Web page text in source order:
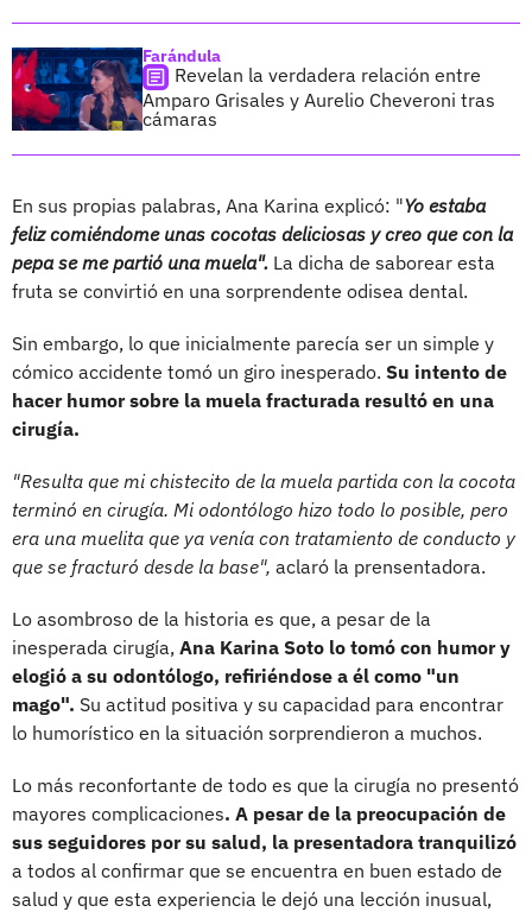
Farándula
Revelan la verdadera relación entre
Amparo Grisales y Aurelio Cheveroni tras
cámaras
En sus propias palabras, Ana Karina explicó: "Yo estaba
feliz comiéndome unas cocotas deliciosas y creo que con la
pepa se me partió una muela". La dicha de saborear esta
fruta se convirtió en una sorprendente odisea dental.
Sin embargo, lo que inicialmente parecía ser un simple y
cómico accidente tomó un giro inesperado. Su intento de
hacer humor sobre la muela fracturada resultó en una
cirugía.
"Resulta que mi chistecito de la muela partida con la cocota
terminó en cirugía. Mi odontólogo hizo todo lo posible, pero
era una muelita que ya venía con tratamiento de conducto y
que se fracturó desde la base", aclaró la prensentadora.
Lo asombroso de la historia es que, a pesar de la
inesperada cirugía, Ana Karina Soto lo tomó con humor y
elogió a su odontólogo, refiriéndose a él como "un
mago". Su actitud positiva y su capacidad para encontrar
lo humorístico en la situación sorprendieron a muchos.
Lo más reconfortante de todo es que la cirugía no presentó
mayores complicaciones. A pesar de la preocupación de
sus seguidores por su salud, la presentadora tranquilizó
a todos al confirmar que se encuentra en buen estado de
salud y que esta experiencia le dejó una lección inusual,